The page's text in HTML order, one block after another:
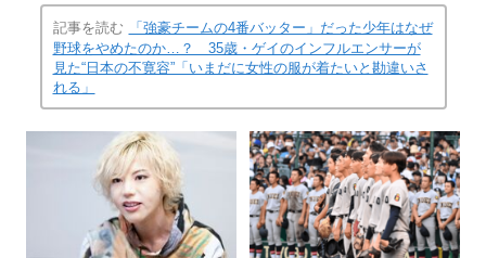
記事を読む
「強豪チームの4番バッター」だった少年はなぜ
野球をやめたのか…？ 35歳・ゲイのインフルエンサーが
見た“日本の不寛容”「いまだに女性の服が着たいと勘違いさ
れる」